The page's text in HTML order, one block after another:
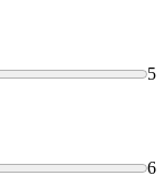
5
6